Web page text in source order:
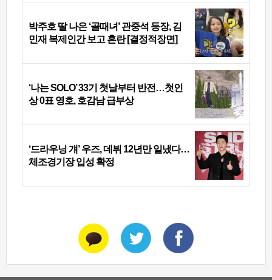
박주호 딸 나은 ‘골때녀’ 관중석 등장, 김
민재 복제인간 보고 혼란 [결정적장면]
‘나는 SOLO’ 33기 첫날부터 반전…첫인
상 0표 영호, 호감남 급부상
‘드라우닝 걔’ 우즈, 데뷔 12년만 일냈다…
체조경기장 입성 확정